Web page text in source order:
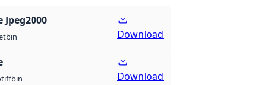
Jpeg2000
bin Download
bin Download